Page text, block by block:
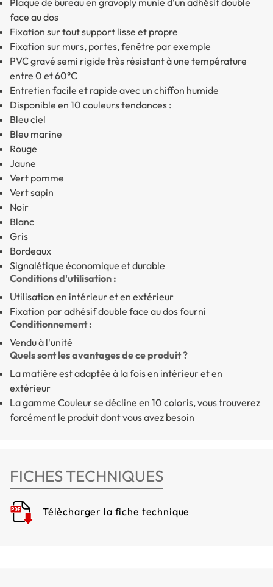
face au dos
Fixation sur tout support lisse et propre
Fixation sur murs, portes, fenêtre par exemple
PVC gravé semi rigide très résistant à une température
entre 0 et 60°C
Entretien facile et rapide avec un chiffon humide
Disponible en 10 couleurs tendances :
Bleu ciel
Bleu marine
Rouge
Jaune
Vert pomme
Vert sapin
Noir
Blanc
Gris
Bordeaux
Signalétique économique et durable
Conditions d'utilisation :
Utilisation en intérieur et en extérieur
Fixation par adhésif double face au dos fourni
Conditionnement :
Vendu à l'unité
Quels sont les avantages de ce produit ?
La matière est adaptée à la fois en intérieur et en
extérieur
La gamme Couleur se décline en 10 coloris, vous trouverez
forcément le produit dont vous avez besoin
FICHES TECHNIQUES
Télècharger la fiche technique